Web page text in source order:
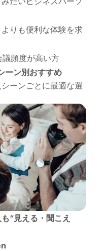
りも便利な体験を求
頻度が高い方
ーン別おすすめ
ーンごとに最適な選
“見える・聞こえ